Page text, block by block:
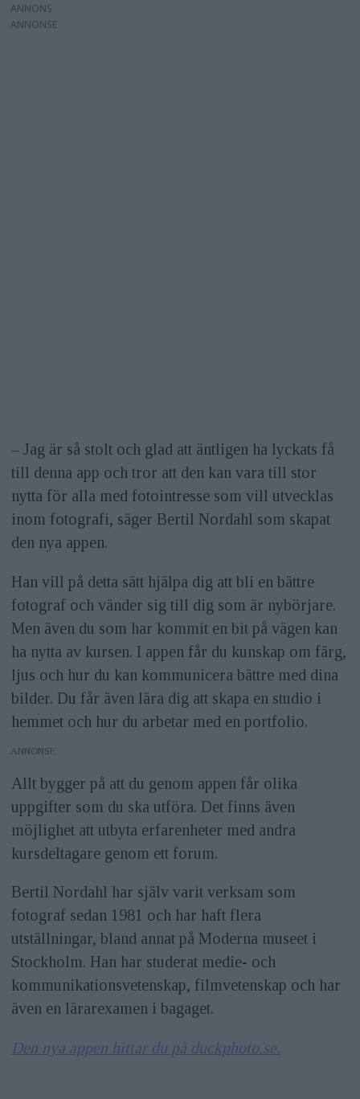
ANNONS
– Jag är så stolt och glad att äntligen ha lyckats få
till denna app och tror att den kan vara till stor
nytta för alla med fotointresse som vill utvecklas
inom fotografi, säger Bertil Nordahl som skapat
den nya appen.
Han vill på detta sätt hjälpa dig att bli en bättre
fotograf och vänder sig till dig som är nybörjare.
Men även du som har kommit en bit på vägen kan
ha nytta av kursen. I appen får du kunskap om färg,
ljus och hur du kan kommunicera bättre med dina
bilder. Du får även lära dig att skapa en studio i
hemmet och hur du arbetar med en portfolio.
ANNONS
Allt bygger på att du genom appen får olika
uppgifter som du ska utföra. Det finns även
möjlighet att utbyta erfarenheter med andra
kursdeltagare genom ett forum.
Bertil Nordahl har själv varit verksam som
fotograf sedan 1981 och har haft flera
utställningar, bland annat på Moderna museet i
Stockholm. Han har studerat medie- och
kommunikationsvetenskap, filmvetenskap och har
även en lärarexamen i bagaget.
Den nya appen hittar du på duckphoto.se.